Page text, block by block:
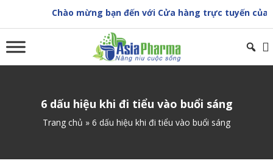
content
Chào mừng bạn đến với Cửa hàng trực tuyến của
6 dấu hiệu khi đi tiểu vào buổi sáng
Trang chủ » 6 dấu hiệu khi đi tiểu vào buổi sáng